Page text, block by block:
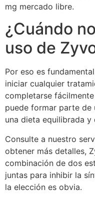
mg mercado libre.
¿Cuándo
uso de
Por eso es
iniciar cualquier
completarse
puede formar parte de
una dieta equilibrada y
Consulte a nuestro
obtener más detalles,
combinación de dos
juntas para inhibir la
la elección es obvia.